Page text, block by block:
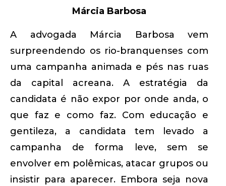
Márcia Barbosa
A advogada Márcia Barbosa vem
surpreendendo os rio-branquenses com
uma campanha animada e pés nas ruas
da capital acreana. A estratégia da
candidata é não expor por onde anda, o
que faz e como faz. Com educação e
gentileza, a candidata tem levado a
campanha de forma leve, sem se
envolver em polêmicas, atacar grupos ou
insistir para aparecer. Embora seja nova